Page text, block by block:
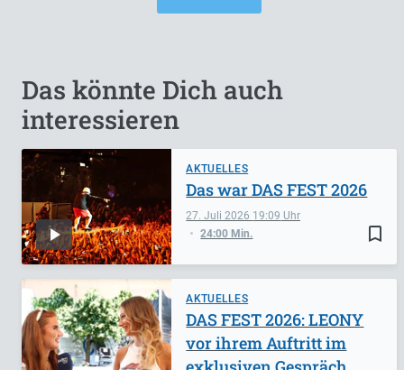
Das könnte Dich auch
interessieren
AKTUELLES
bookmark_border
27. Juli 2026 19:09
24:00 Min.
Das war DAS FEST 2026
AKTUELLES
DAS FEST 2026: LEONY
vor ihrem Auftritt im